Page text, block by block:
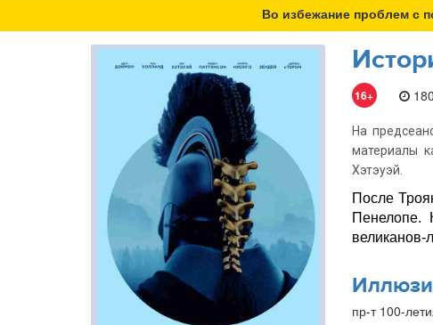
Во избежание проблем с
16+
На
материалы
Хэтэуэй.
После
Пенелопе.
великанов-
пр-т 100-